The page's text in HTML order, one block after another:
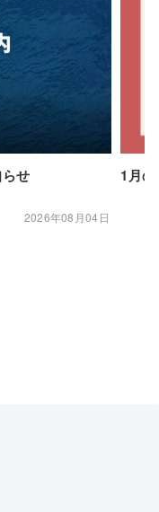
せ
2026年08月04日
1月